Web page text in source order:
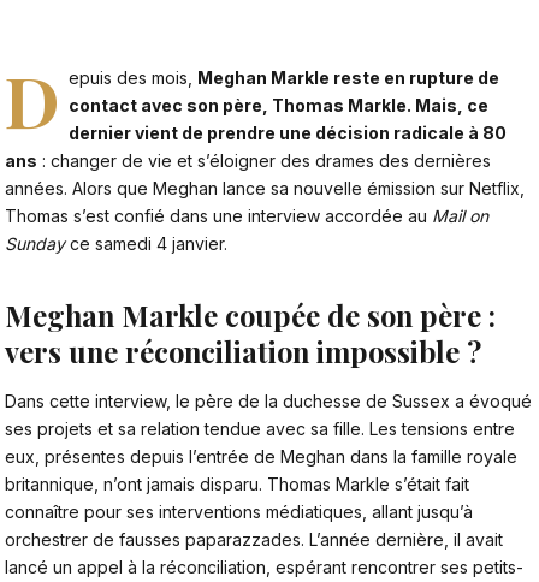
D epuis des mois, Meghan Markle reste en rupture de
contact avec son père, Thomas Markle. Mais, ce
dernier vient de prendre une décision radicale à 80
ans : changer de vie et s’éloigner des drames des dernières
années. Alors que Meghan lance sa nouvelle émission sur Netflix,
Thomas s’est confié dans une interview accordée au Mail on
Sundayce samedi 4 janvier.
Meghan Markle coupée de son père :
vers une réconciliation impossible ?
Dans cette interview, le père de la duchesse de Sussex a évoqué
ses projets et sa relation tendue avec sa fille. Les tensions entre
eux, présentes depuis l’entrée de Meghan dans la famille royale
britannique, n’ont jamais disparu. Thomas Markle s’était fait
connaître pour ses interventions médiatiques, allant jusqu’à
orchestrer de fausses paparazzades. L’année dernière, il avait
lancé un appel à la réconciliation, espérant rencontrer ses petits-